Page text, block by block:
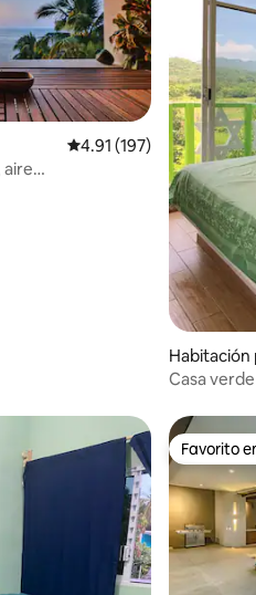
Calificación promedio:
4.91 (197)
aire
Habitación
e la Cruz
Casa verde
Favorito
Favorito